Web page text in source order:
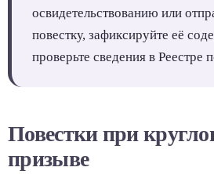
освидетельствованию или
повестку, зафиксируйте её
проверьте сведения в Реестре
Повестки при
призыве